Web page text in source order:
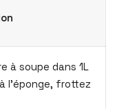
à soupe dans 1L
l’éponge, frottez